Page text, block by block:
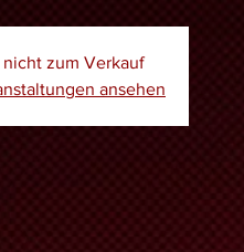
zum Verkauf
ansehen